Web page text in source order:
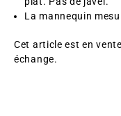
La mannequin
Cet article est en
échange.